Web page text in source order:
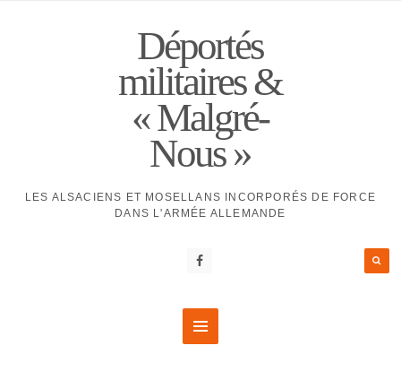
Déportés
militaires &
« Malgré-
Nous »
LES ALSACIENS ET MOSELLANS INCORPORÉS DE FORCE
DANS L'ARMÉE ALLEMANDE